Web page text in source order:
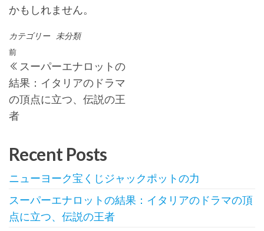
かもしれません。
カテゴリー 未分類
投
稿
ナ
ビ
ー
シ
ン
過
去
の
投
稿
前
スーパーエナロットの
結果：イタリアのドラマ
の頂点に立つ、伝説の王
者
Recent Posts
ニューヨーク宝くじジャックポットの力
スーパーエナロットの結果：イタリアのドラマの頂
点に立つ、伝説の王者